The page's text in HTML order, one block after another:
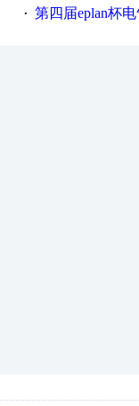
· 第四届eplan杯电气工